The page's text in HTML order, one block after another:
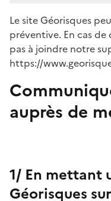
Le site Géorisques
préventive. En cas
pas à joindre notre
https://
auprès de
1/ En mettant
Géorisques